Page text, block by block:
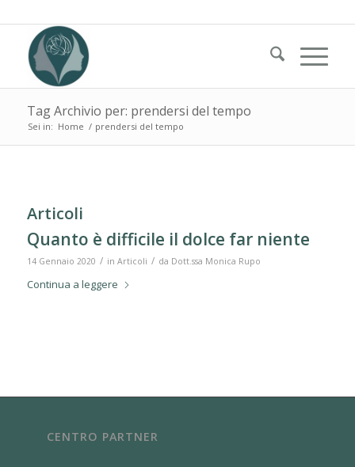
Tag Archivio per: prendersi del tempo
Sei in: Home / prendersi del tempo
Articoli
Quanto è difficile il dolce far niente
14 Gennaio 2020 / in Articoli / da Dott.ssa Monica Rupo
Continua a leggere
CENTRO PARTNER